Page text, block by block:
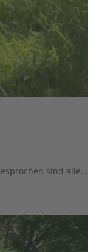
sind alle...